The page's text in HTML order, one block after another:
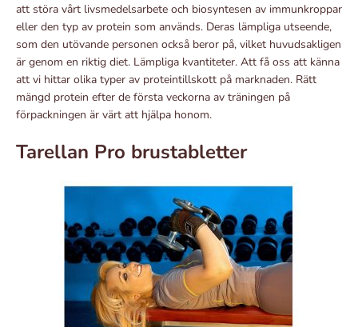
att störa vårt livsmedelsarbete och biosyntesen av immunkroppar
eller den typ av protein som används. Deras lämpliga utseende,
som den utövande personen också beror på, vilket huvudsakligen
är genom en riktig diet. Lämpliga kvantiteter. Att få oss att känna
att vi hittar olika typer av proteintillskott på marknaden. Rätt
mängd protein efter de första veckorna av träningen på
förpackningen är värt att hjälpa honom.
Tarellan Pro brustabletter